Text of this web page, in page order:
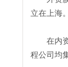
立在上海。
在内资
程公司均